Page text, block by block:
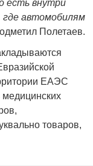
есть внутри
где автомобилям
Полетаев.
ЕАЭС
товаров,